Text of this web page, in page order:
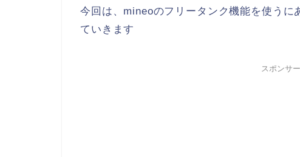
今回は、mineoのフリータンク機能を使う
ていきます
スポンサ